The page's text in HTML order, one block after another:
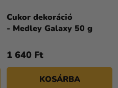
Cukor dekoráció
- Medley Galaxy 50 g
1 640 Ft
KOSÁRBA